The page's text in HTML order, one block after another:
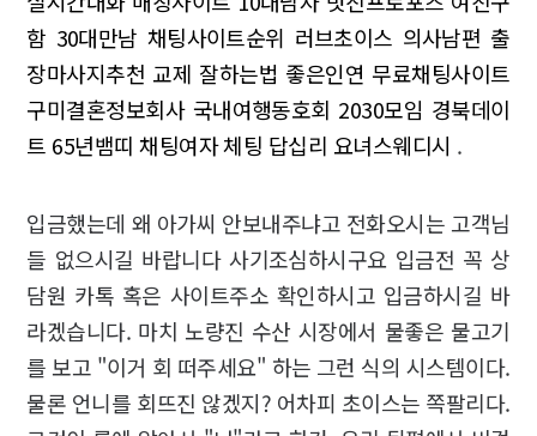
함 30대만남 채팅사이트순위 러브초이스 의사남편 출
장마사지추천 교제 잘하는법 좋은인연 무료채팅사이트
구미결혼정보회사 국내여행동호회 2030모임 경북데이
트 65년뱀띠 채팅여자체팅 답십리 요녀스웨디시 .
입금했는데 왜 아가씨 안보내주냐고 전화오시는 고객님
들 없으시길 바랍니다 사기조심하시구요 입금전 꼭 상
담원 카톡 혹은 사이트주소 확인하시고 입금하시길 바
라겠습니다. 마치 노량진 수산 시장에서 물좋은 물고기
를 보고 "이거 회 떠주세요" 하는 그런 식의 시스템이다.
물론 언니를 회뜨진 않겠지? 어차피 초이스는 쪽팔리다.